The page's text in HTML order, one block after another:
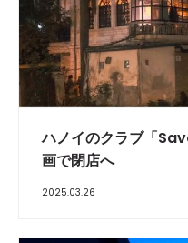
ハノイのクラブ「
画で閉店へ
2025.03.26